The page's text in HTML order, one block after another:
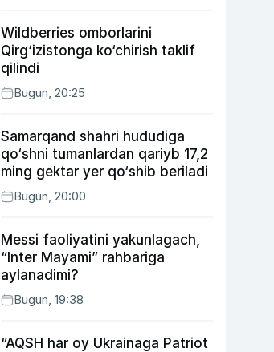
Wildberries omborlarini
Qirg‘izistonga ko‘chirish taklif
qilindi
Bugun, 20:25
Samarqand shahri hududiga
qo‘shni tumanlardan qariyb 17,2
ming gektar yer qo‘shib beriladi
Bugun, 20:00
Messi faoliyatini yakunlagach,
“Inter Mayami” rahbariga
aylanadimi?
Bugun, 19:38
“AQSH har oy Ukrainaga Patriot